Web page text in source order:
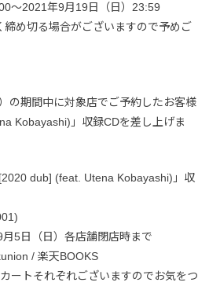
〜2021年9月19日（日）23:59
め切る場合がございますので予めご
の期間中に対象店でご予約したお客様
Kobayashi)」収録CDを差し上げま
dub] (feat. Utena Kobayashi)」収
5日（日）各店舗閉店時まで
/ 楽天BOOKS
ートそれぞれございますのでお気をつ